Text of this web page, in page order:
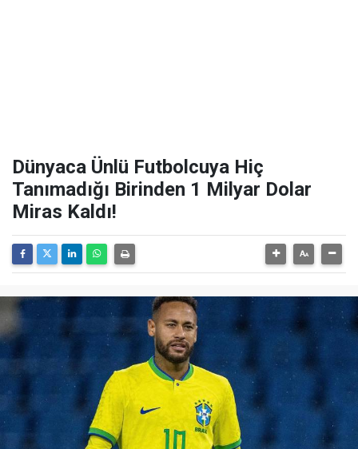
Dünyaca Ünlü Futbolcuya Hiç
Tanımadığı Birinden 1 Milyar Dolar
Miras Kaldı!